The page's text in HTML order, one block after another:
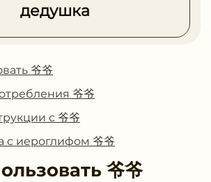
дедушка
爷爷
爷爷
с 爷爷
с иероглифом 爷爷
爷爷